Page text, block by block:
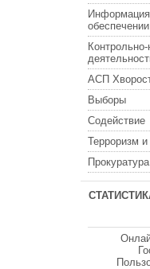
обеспечении
АСП
Выборы
Содействие
Терроризм